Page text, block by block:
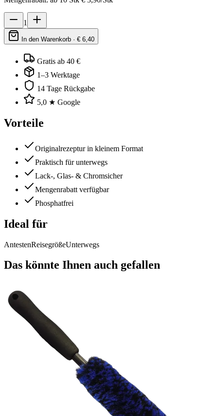
1
In den Warenkorb · € 6,40
Gratis ab 40 €
1–3 Werktage
14 Tage Rückgabe
5,0 ★ Google
Vorteile
Originalrezeptur in kleinem Format
Praktisch für unterwegs
Lack-, Glas- & Chromsicher
Mengenrabatt verfügbar
Phosphatfrei
Ideal für
AntestenReisegrößeUnterwegs
Das könnte Ihnen auch gefallen